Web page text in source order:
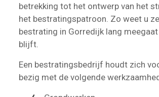
betrekking tot het ontwerp van het
het bestratingspatroon. Zo weet u
bestrating in Gorredijk lang
blijft.
Een bestratingsbedrijf houdt zich
bezig met de volgende